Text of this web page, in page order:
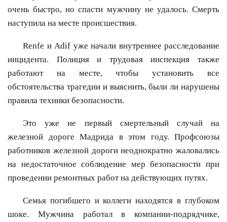
очень быстро, но спасти мужчину не удалось. Смерть
наступила на месте происшествия.
Renfe и Adif уже начали внутреннее расследование
инцидента. Полиция и трудовая инспекция также
работают на месте, чтобы установить все
обстоятельства трагедии и выяснить, были ли нарушены
правила техники безопасности.
Это уже не первый смертельный случай на
железной дороге Мадрида в этом году. Профсоюзы
работников железной дороги неоднократно жаловались
на недостаточное соблюдение мер безопасности при
проведении ремонтных работ на действующих путях.
Семья погибшего и коллеги находятся в глубоком
шоке. Мужчина работал в компании-подрядчике,